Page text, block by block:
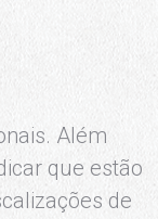
Além
que estão
de